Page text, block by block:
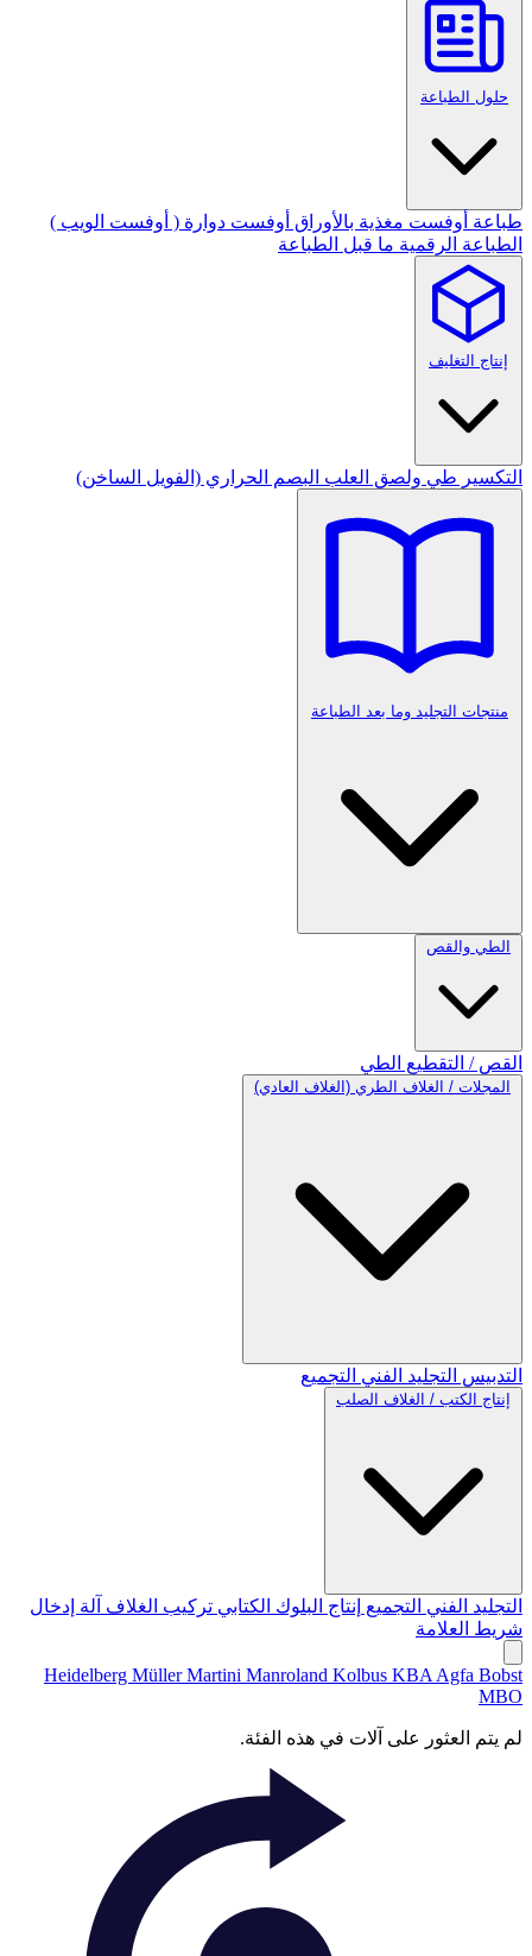
حلول الطباعة
طباعة أوفست مغذية بالأوراق أوفست دوارة ( أوفست الويب )
الطباعة الرقمية ما قبل الطباعة
إنتاج التغليف
التكسير طي ولصق العلب البصم الحراري (الفويل الساخن)
منتجات التجليد وما بعد الطباعة
الطي والقص
القص / التقطيع الطي
المجلات / الغلاف الطري (الغلاف العادي)
التدبيس التجليد الفني التجميع
إنتاج الكتب / الغلاف الصلب
التجليد الفني التجميع إنتاج البلوك الكتابي تركيب الغلاف آلة إدخال
شريط العلامة
Heidelberg Müller Martini Manroland Kolbus KBA Agfa Bobst
MBO
لم يتم العثور على آلات في هذه الفئة.